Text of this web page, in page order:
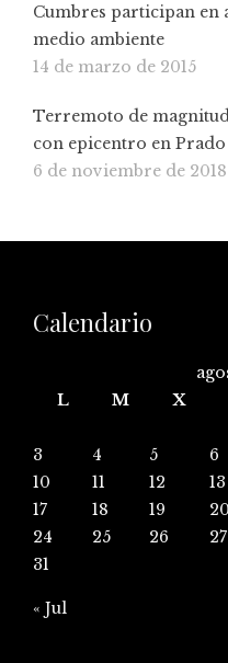
Cumbres participan en
medio ambiente
14 de marzo de 2015
Terremoto de
con epicentro en Prado
6 de noviembre de 2018
Calendario
L
M X
3
4 5 6
10
11 12 13
17
18 19 20
24
25 26 27
31
« Jul